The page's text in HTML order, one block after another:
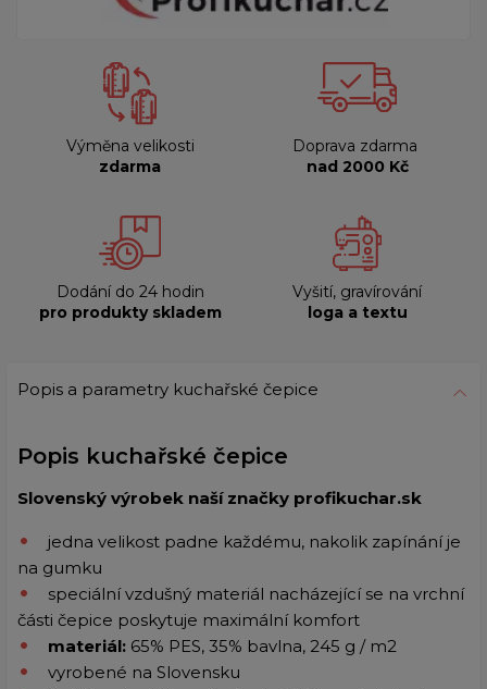
Výměna velikosti
zdarma
Doprava zdarma
nad 2000 Kč
Dodání do 24 hodin
pro produkty skladem
Vyšití, gravírování
loga a textu
Popis a parametry kuchařské čepice
Popis kuchařské čepice
Slovenský výrobek naší značky profikuchar.sk
jedna velikost padne každému, nakolik zapínání je
na gumku
speciální vzdušný materiál nacházející se na vrchní
části čepice poskytuje maximální komfort
materiál: 65% PES, 35% bavlna, 245 g / m2
vyrobené na Slovensku